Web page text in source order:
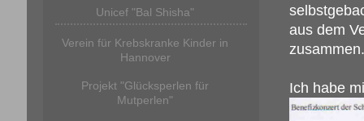
aus dem
Ich habe
Unicef "Bal Shisha"
Verein für Krebskranke Kinder in
Hannover
Projekt "Glücksperlen für
Mutperlen"